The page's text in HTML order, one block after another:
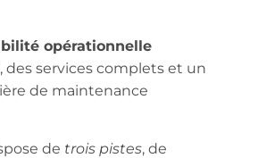
opérationnelle
, des services complets et un
de maintenance
de trois pistes, de